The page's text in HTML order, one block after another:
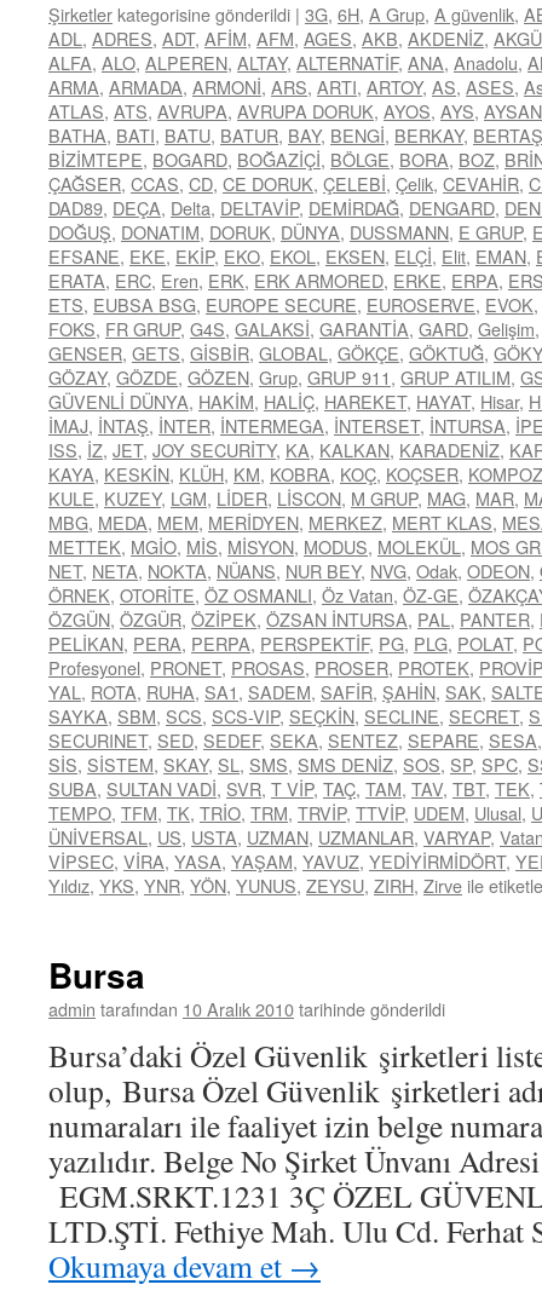
Şirketler kategorisine gönderildi | 3G, 6H, A Grup, A güvenlik,
ADL , ADRES, ADT, AFİM, AFM, AGES, AKB, AKDENİZ,
ALFA, ALO, ALPEREN, ALTAY, ALTERNATİF, ANA, Anadolu,
ARMA, ARMADA, ARMONİ, ARS, ARTI, ARTOY, AS, ASES,
ATLAS, ATS, AVRUPA, AVRUPA DORUK, AYOS, AYS, AYSAN
BATHA, BATI, BATU, BATUR, BAY, BENGİ, BERKAY, BERTAŞ
BİZİMTEPE, BOGARD, BOĞAZİÇİ, BÖLGE, BORA, BOZ,
ÇAĞSER, CCAS, CD, CE DORUK, ÇELEBİ, Çelik, CEVAHİR,
DAD89, DEÇA, Delta, DELTAVİP, DEMİRDAĞ, DENGARD,
DOĞUŞ, DONATIM, DORUK, DÜNYA, DUSSMANN, E GRUP,
EFSANE, EKE, EKİP, EKO, EKOL , EKSEN, ELÇİ, Elit, EMAN,
ERATA, ERC, Eren, ERK, ERK ARMORED, ERKE, ERPA,
ETS, EUBSA BSG, EUROPE SECURE, EUROSERVE, EVOK,
FOKS, FR GRUP, G4S, GALAKSİ, GARANTİA, GARD, Gelişim
GENSER, GETS, GİSBİR, GLOBAL , GÖKÇE, GÖKTUĞ,
GÖZAY, GÖZDE, GÖZEN, Grup, GRUP 911, GRUP ATILIM,
GÜVENLİ DÜNYA, HAKİM, HALİÇ, HAREKET, HAYAT, Hisar,
İMAJ, İNTAŞ, İNTER, İNTERMEGA, İNTERSET, İNTURSA,
ISS, İZ, JET, JOY SECURİTY, KA, KALKAN, KARADENİZ,
KAYA, KESKİN, KLÜH, KM, KOBRA, KOÇ, KOÇSER,
KULE, KUZEY, LGM, LİDER, LİSCON, M GRUP, MAG, MAR,
MBG, MEDA, MEM, MERİDYEN, MERKEZ, MERT KLAS,
METTEK, MGİO, MİS, MİSYON, MODUS, MOLEKÜL , MOS
NET, NETA, NOKTA, NÜANS, NUR BEY, NVG, Odak, ODEON,
ÖRNEK, OTORİTE, ÖZ OSMANLI, Öz Vatan, ÖZ-GE,
ÖZGÜN, ÖZGÜR, ÖZİPEK, ÖZSAN İNTURSA, PAL , PANTER,
PELİKAN, PERA, PERPA, PERSPEKTİF, PG, PLG, POLAT,
Profesyonel, PRONET, PROSAS, PROSER, PROTEK, PROVİP
YAL , ROTA, RUHA, SA1, SADEM, SAFİR, ŞAHİN, SAK,
SAYKA, SBM, SCS, SCS-VIP, SEÇKİN, SECLINE, SECRET,
SECURINET, SED, SEDEF, SEKA, SENTEZ, SEPARE, SESA
SİS, SİSTEM, SKAY, SL , SMS, SMS DENİZ, SOS, SP, SPC,
SUBA, SULTAN VADİ, SVR, T VİP, TAÇ, TAM, TAV, TBT, TEK,
TEMPO, TFM, TK, TRİO, TRM, TRVİP, TTVİP, UDEM, Ulusal,
ÜNİVERSAL , US, USTA, UZMAN, UZMANLAR, VARYAP,
VİPSEC, VİRA, YASA, YAŞAM, YAVUZ, YEDİYİRMİDÖRT,
Yıldız, YKS, YNR, YÖN, YUNUS, ZEYSU, ZIRH, Zirve ile
Bursa
admin tarafından 10 Aralık 2010tarihinde gönderildi
Bursa’daki Özel Güvenlik şirketleri
olup, Bursa Özel Güvenlik şirketleri
numaraları ile faaliyet izin belge
yazılıdır. Belge No Şirket Ünvanı
EGM.SRKT.1231 3Ç ÖZEL
LTD.ŞTİ. Fethiye Mah. Ulu Cd. Ferhat
Okumaya devam et →